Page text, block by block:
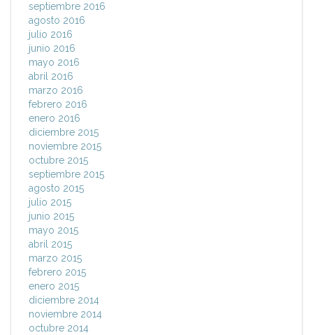
septiembre 2016
agosto 2016
julio 2016
junio 2016
mayo 2016
abril 2016
marzo 2016
febrero 2016
enero 2016
diciembre 2015
noviembre 2015
octubre 2015
septiembre 2015
agosto 2015
julio 2015
junio 2015
mayo 2015
abril 2015
marzo 2015
febrero 2015
enero 2015
diciembre 2014
noviembre 2014
octubre 2014